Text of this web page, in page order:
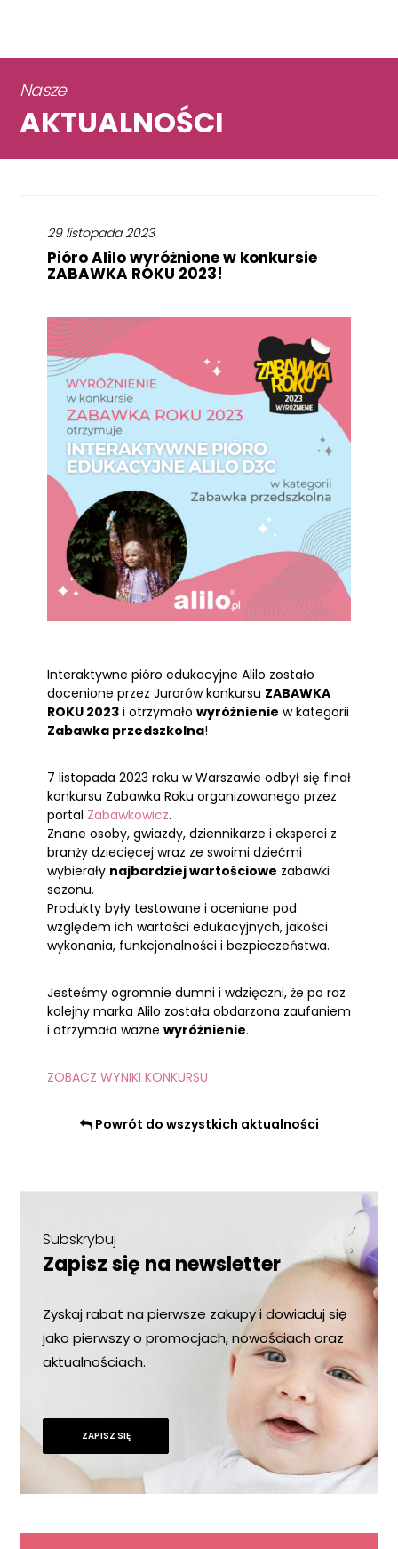
Nasze
AKTUALNOŚCI
29 listopada 2023
Pióro Alilo wyróżnione w konkursie
ZABAWKA ROKU 2023!
Interaktywne pióro edukacyjne Alilo zostało
docenione przez Jurorów konkursu ZABAWKA
ROKU 2023 i otrzymało wyróżnienie w kategorii
Zabawka przedszkolna!
7 listopada 2023 roku w Warszawie odbył się finał
konkursu Zabawka Roku organizowanego przez
portal Zabawkowicz.
Znane osoby, gwiazdy, dziennikarze i eksperci z
branży dziecięcej wraz ze swoimi dziećmi
wybierały najbardziej wartościowe zabawki
sezonu.
Produkty były testowane i oceniane pod
względem ich wartości edukacyjnych, jakości
wykonania, funkcjonalności i bezpieczeństwa.
Jesteśmy ogromnie dumni i wdzięczni, że po raz
kolejny marka Alilo została obdarzona zaufaniem
i otrzymała ważne wyróżnienie.
ZOBACZ WYNIKI KONKURSU
Powrót do wszystkich aktualności
Subskrybuj
Zapisz się na newsletter
Zyskaj rabat na pierwsze zakupy i dowiaduj się
jako pierwszy o promocjach, nowościach oraz
aktualnościach.
ZAPISZ SIĘ